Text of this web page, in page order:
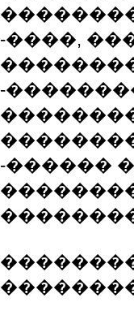
-����,
-
-������